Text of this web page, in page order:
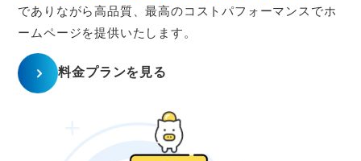
でありながら高品質、最高のコストパフォーマンスでホ
ームページを提供いたします。
料金プランを見る